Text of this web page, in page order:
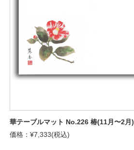
華テーブルマット No.226 椿(11月〜2月)
価格：¥7,333(税込)